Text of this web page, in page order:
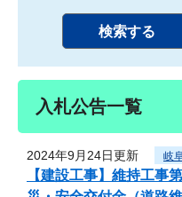
入札公告一覧
2024年9月24日更新 岐
【建設工事】維持工